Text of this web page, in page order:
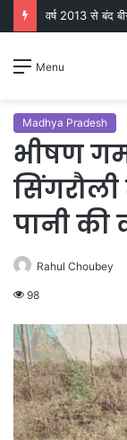
वर्ष 2013 से बंद
Menu
Madhya Pradesh
भीषण
पानी
Rahul Choubey
98